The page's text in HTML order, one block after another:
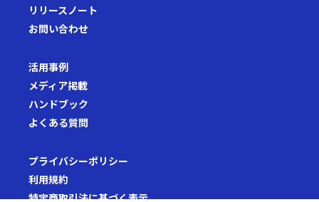
リリースノート
お問い合わせ
活用事例
メディア掲載
ハンドブック
よくある質問
プライバシーポリシー
利用規約
特定商取引法に基づく表示